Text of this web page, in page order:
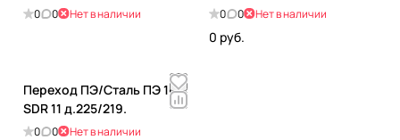
0 0 Нет в наличии 0 0 Нет в наличии
0 руб.
Переход ПЭ/Сталь ПЭ 100
SDR 11 д.225/219.
0 0 Нет в наличии